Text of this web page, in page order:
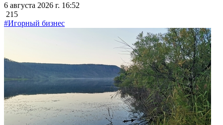
6 августа 2026 г. 16:52
215
#Игорный бизнес